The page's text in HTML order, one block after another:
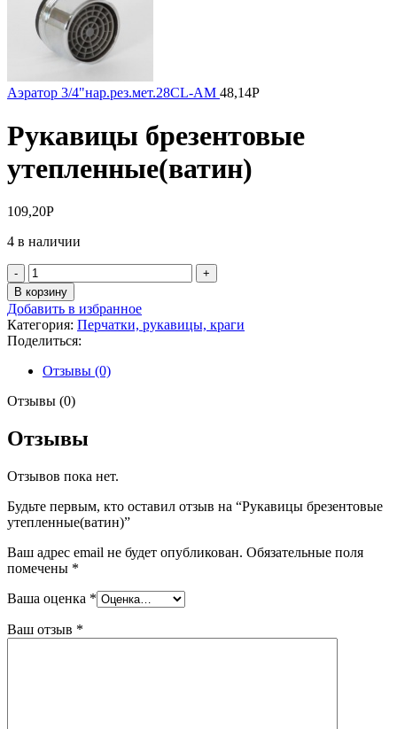
Аэратор 3/4"нар.рез.мет.28CL-AM 48,14Р
Рукавицы брезентовые
утепленные(ватин)
109,20Р
4 в наличии
Количество
товара
Рукавицы
брезентовые
утепленные(ватин)
В корзину
Добавить в избранное
Категория: Перчатки, рукавицы, краги
Поделиться:
Отзывы (0)
Отзывы (0)
Отзывы
Отзывов пока нет.
Будьте первым, кто оставил отзыв на “Рукавицы брезентовые
утепленные(ватин)”
Ваш адрес email не будет опубликован. Обязательные поля
помечены *
Ваша оценка *
Ваш отзыв *